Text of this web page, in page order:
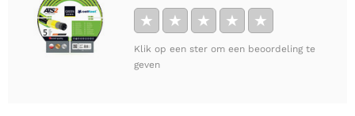
★ ★ ★ ★ ★
Klik op een ster om een beoordeling te
geven